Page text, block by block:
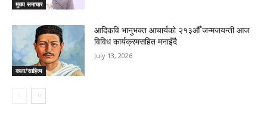
मुख्य समाचार
कला/साहित्य
आदिकवि भानुभक्त आचार्यको २१३औँ जन्मजयन्ती आज
विविध कार्यक्रमसहित मनाइँदै
July 13, 2026